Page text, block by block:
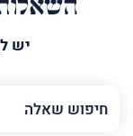
יש
השם